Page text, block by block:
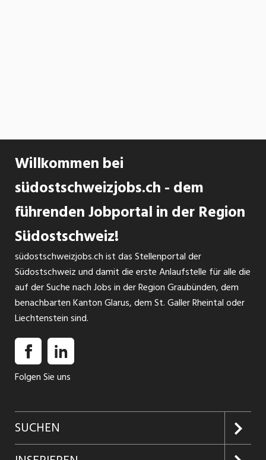
Willkommen bei
südostschweizjobs.ch - dem
führenden Jobportal in der Region
Südostschweiz!
südostschweizjobs.ch ist das Stellenportal der
Südostschweiz und damit die erste Anlaufstelle für alle die
auf der Suche nach Jobs in der Region Graubünden, dem
benachbarten Kanton Glarus, dem St. Galler Rheintal oder
Liechtenstein sind.
Folgen Sie uns
SUCHEN